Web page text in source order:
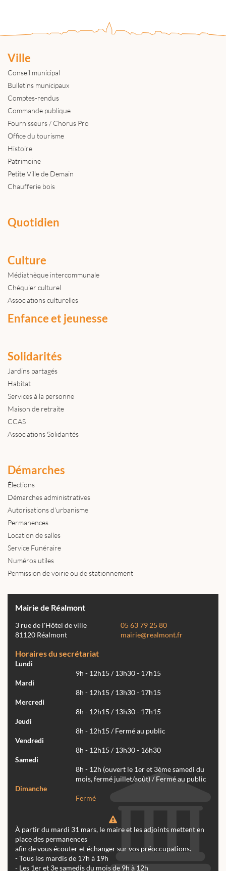
Ville
Conseil municipal
Bulletins municipaux
Comptes-rendus
Commande publique
Fournisseurs / Chorus Pro
Office du tourisme
Histoire
Patrimoine
Petite Ville de Demain
Chaufferie bois
Quotidien
Culture
Médiathèque intercommunale
Chéquier culturel
Associations culturelles
Enfance et jeunesse
Solidarités
Jardins partagés
Habitat
Services à la personne
Maison de retraite
CCAS
Associations Solidarités
Démarches
Élections
Démarches administratives
Autorisations d'urbanisme
Permanences
Location de salles
Service Funéraire
Numéros utiles
Permission de voirie ou de stationnement
Mairie de Réalmont
3 rue de l'Hôtel de ville
81120 Réalmont
05 63 79 25 80
mairie@realmont.fr
Horaires du secrétariat
Lundi
9h - 12h15 / 13h30 - 17h15
Mardi
8h - 12h15 / 13h30 - 17h15
Mercredi
8h - 12h15 / 13h30 - 17h15
Jeudi
8h - 12h15 / Fermé au public
Vendredi
8h - 12h15 / 13h30 - 16h30
Samedi
8h - 12h (ouvert le 1er et 3ème samedi du
mois, fermé juillet/août) / Fermé au public
Dimanche
Fermé
À partir du mardi 31 mars, le maire et les adjoints mettent en
place des permanences
afin de vous écouter et échanger sur vos préoccupations.
- Tous les mardis de 17h à 19h
- Les 1er et 3e samedis du mois de 9h à 12h